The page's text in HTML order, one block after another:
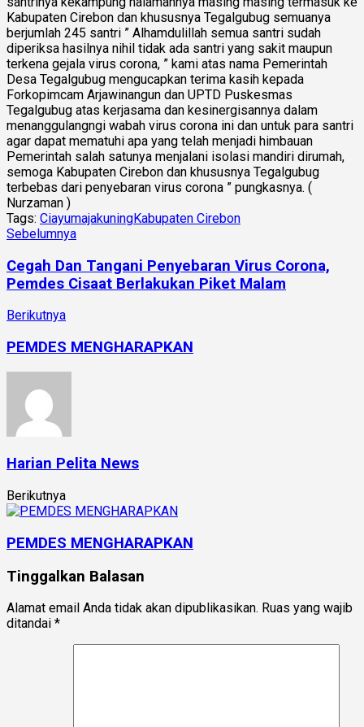
Kabupaten Cirebon dan khususnya Tegalgubug semuanya
berjumlah 245 santri ” Alhamdulillah semua santri sudah
diperiksa hasilnya nihil tidak ada santri yang sakit maupun
terkena gejala virus corona, ” kami atas nama Pemerintah
Desa Tegalgubug mengucapkan terima kasih kepada
Forkopimcam Arjawinangun dan UPTD Puskesmas
Tegalgubug atas kerjasama dan kesinergisannya dalam
menanggulangngi wabah virus corona ini dan untuk para santri
agar dapat mematuhi apa yang telah menjadi himbauan
Pemerintah salah satunya menjalani isolasi mandiri dirumah,
semoga Kabupaten Cirebon dan khususnya Tegalgubug
terbebas dari penyebaran virus corona ” pungkasnya. (
Nurzaman )
Tags: CiayumajakuningKabupaten Cirebon
Sebelumnya
Cegah Dan Tangani Penyebaran Virus Corona,
Pemdes Cisaat Berlakukan Piket Malam
Berikutnya
PEMDES MENGHARAPKAN
Harian Pelita News
Berikutnya
PEMDES MENGHARAPKAN
Tinggalkan Balasan
Alamat email Anda tidak akan dipublikasikan. Ruas yang wajib
ditandai *